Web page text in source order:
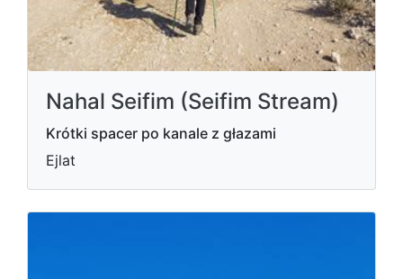
Nahal Seifim (Seifim Stream)
Krótki spacer po kanale z głazami
Ejlat